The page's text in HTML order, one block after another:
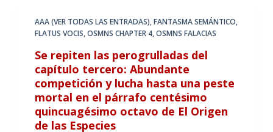
AAA (VER TODAS LAS ENTRADAS),FANTASMA SEMÁNTICO,
FLATUS VOCIS,OSMNS CHAPTER 4,OSMNS FALACIAS
Se repiten las perogrulladas del
capítulo tercero: Abundante
competición y lucha hasta una peste
mortal en el párrafo centésimo
quincuagésimo octavo de El Origen
de las Especies